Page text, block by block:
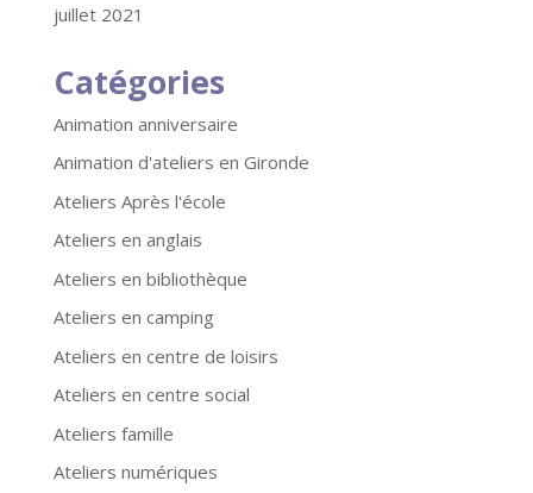
juillet 2021
Catégories
Animation anniversaire
Animation d'ateliers en Gironde
Ateliers Après l'école
Ateliers en anglais
Ateliers en bibliothèque
Ateliers en camping
Ateliers en centre de loisirs
Ateliers en centre social
Ateliers famille
Ateliers numériques